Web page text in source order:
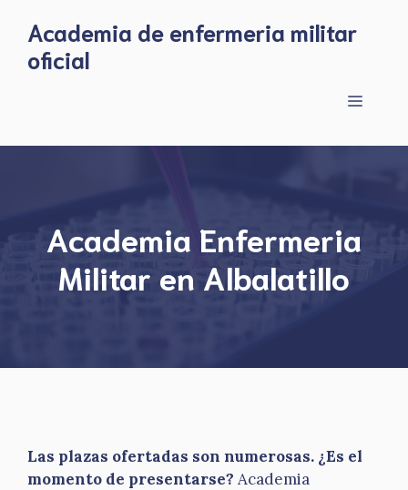
content
Academia de enfermeria militar
oficial
Menu
Academia Enfermeria
Militar en Albalatillo
Las plazas ofertadas son numerosas. ¿Es el
momento de presentarse? Academia